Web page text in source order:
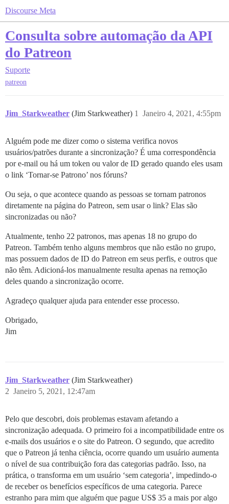
Discourse Meta
Consulta sobre automação da API
do Patreon
Suporte
patreon
Jim_Starkweather (Jim Starkweather) Janeiro 4, 2021, 4:55pm
1
Alguém pode me dizer como o sistema verifica novos
usuários/patrões durante a sincronização? É uma correspondência
por e-mail ou há um token ou valor de ID gerado quando eles usam
o link ‘Tornar-se Patrono’ nos fóruns?
Ou seja, o que acontece quando as pessoas se tornam patronos
diretamente na página do Patreon, sem usar o link? Elas são
sincronizadas ou não?
Atualmente, tenho 22 patronos, mas apenas 18 no grupo do
Patreon. Também tenho alguns membros que não estão no grupo,
mas possuem dados de ID do Patreon em seus perfis, e outros que
não têm. Adicioná-los manualmente resulta apenas na remoção
deles quando a sincronização ocorre.
Agradeço qualquer ajuda para entender esse processo.
Obrigado,
Jim
Jim_Starkweather (Jim Starkweather)
Janeiro 5, 2021, 12:47am
2
Pelo que descobri, dois problemas estavam afetando a
sincronização adequada. O primeiro foi a incompatibilidade entre os
e-mails dos usuários e o site do Patreon. O segundo, que acredito
que o Patreon já tenha ciência, ocorre quando um usuário aumenta
o nível de sua contribuição fora das categorias padrão. Isso, na
prática, o transforma em um usuário ‘sem categoria’, impedindo-o
de receber os benefícios específicos de uma categoria. Parece
estranho para mim que alguém que pague US$ 35 a mais por algo